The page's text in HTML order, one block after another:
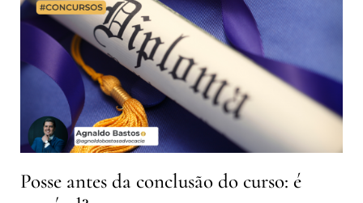
Posse antes da conclusão do curso: é